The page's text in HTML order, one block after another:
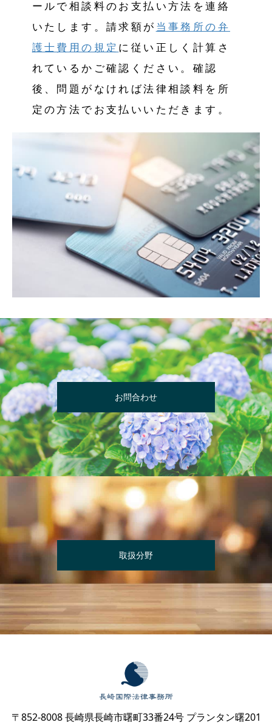
ールで相談料のお支払い方法を連絡
いたします。請求額が 当事務所の弁
護士費用の規定 に従い正しく計算さ
れているかご確認ください。確認
後、問題がなければ法律相談料を所
定の方法でお支払いいただきます。
お問合わせ
取扱分野
〒852-8008 長崎県長崎市曙町33番24号 プランタン曙201